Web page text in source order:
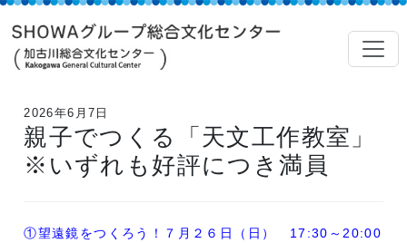
2026年6月7日
親子でつくる「天文工作教室」
※いずれも好評につき満員
①望遠鏡をつくろう！７月２６日（日） 17:30～20:00